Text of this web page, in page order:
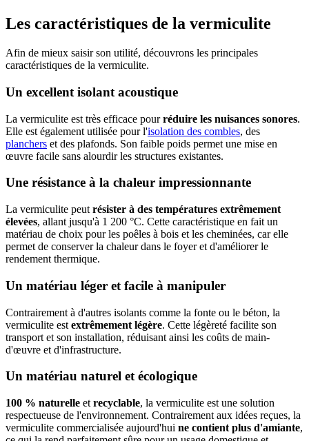
Les caractéristiques de la vermiculite
Afin de mieux saisir son utilité, découvrons les principales
caractéristiques de la vermiculite.
Un excellent isolant acoustique
La vermiculite est très efficace pourréduire les nuisances sonores.
Elle est également utilisée pour l'isolation des combles, des
planchers et des plafonds. Son faible poids permet une mise en
œuvre facile sans alourdir les structures existantes.
Une résistance à la chaleur impressionnante
La vermiculite peut résister à des températures extrêmement
élevées, allant jusqu'à 1 200 °C. Cette caractéristique en fait un
matériau de choix pour les poêles à bois et les cheminées, car elle
permet de conserver la chaleur dans le foyer et d'améliorer le
rendement thermique.
Un matériau léger et facile à manipuler
Contrairement à d'autres isolants comme la fonte ou le béton, la
vermiculite est extrêmement légère. Cette légèreté facilite son
transport et son installation, réduisant ainsi les coûts de main-
d'œuvre et d'infrastructure.
Un matériau naturel et écologique
100 % naturelle et recyclable, la vermiculite est une solution
respectueuse de l'environnement. Contrairement aux idées reçues, la
vermiculite commercialisée aujourd'hui ne contient plus d'amiante,